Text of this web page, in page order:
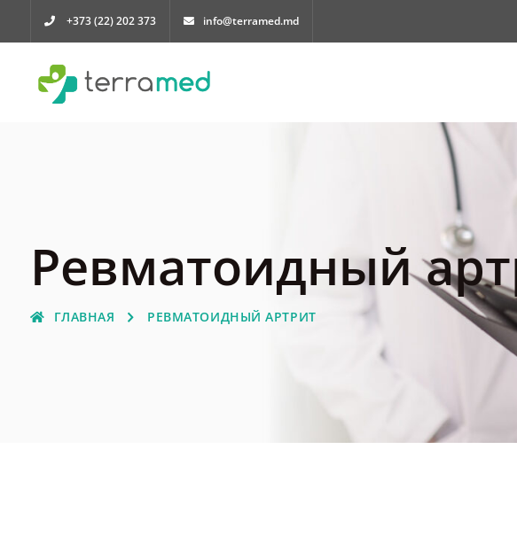
+373 (22) 202 373 info@terramed.md
Ревматоидный
ГЛАВНАЯ РЕВМАТОИДНЫЙ АРТРИТ